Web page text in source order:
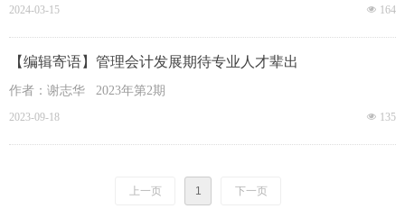
넶 164
2024-03-15
【编辑寄语】管理会计发展期待专业人才辈出
作者：谢志华 2023年第2期
넶 135
2023-09-18
上一页 1 下一页